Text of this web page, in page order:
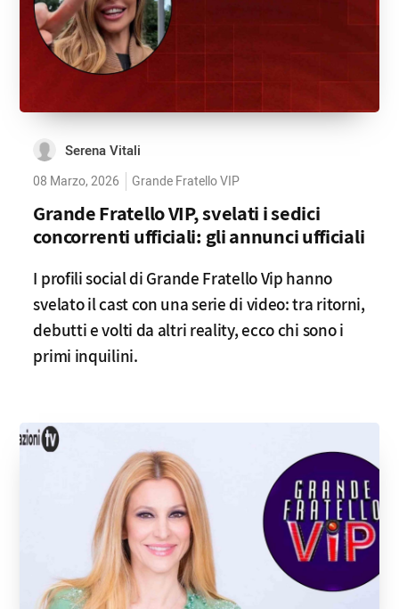
Serena Vitali
08 Marzo, 2026 Grande Fratello VIP
Grande Fratello VIP, svelati i sedici
concorrenti ufficiali: gli annunci ufficiali
I profili social di Grande Fratello Vip hanno
svelato il cast con una serie di video: tra ritorni,
debutti e volti da altri reality, ecco chi sono i
primi inquilini.